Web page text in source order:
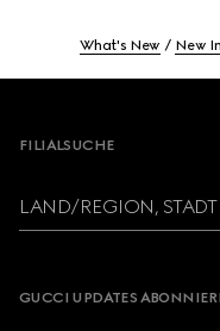
What's New New In
FILIALSUCHE
LAND/REGION, STADT
GUCCI UPDATES